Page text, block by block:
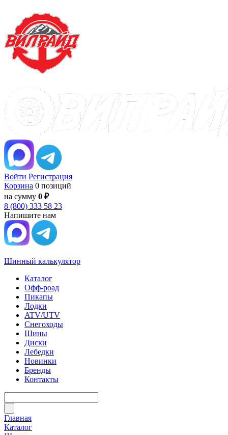
Войти Регистрация
Корзина 0 позиций
на сумму 0 ₽
8 (800) 333 58 23
Напишите нам
Шинный калькулятор
Каталог
Офф-роад
Пикапы
Лодки
ATV/UTV
Снегоходы
Шины
Диски
Лебедки
Новинки
Бренды
Контакты
Главная
Каталог